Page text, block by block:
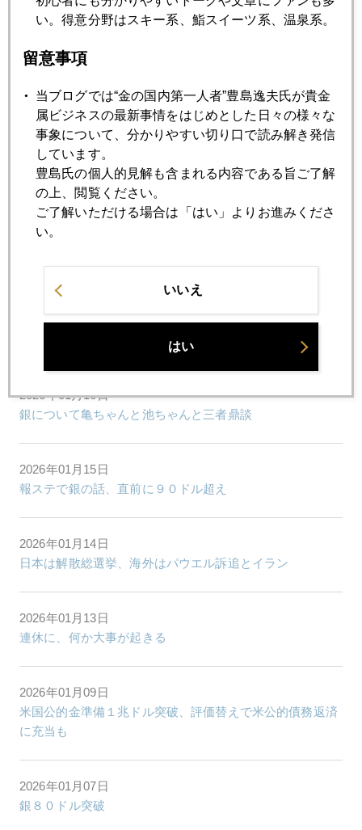
2026年01月23日
2026年01月22日
債券自警団、東京に上陸
2026年01月21日
高市首相、国際金価格を揺らす
ＮＹ金市場、金銀高騰の裏事情
2026年01月19日
グリーンランドを巡り、欧米同盟国と米国に亀裂
2026年01月16日
銀について亀ちゃんと池ちゃんと三者鼎談
2026年01月15日
報ステで銀の話、直前に９０ドル超え
2026年01月14日
日本は解散総選挙、海外はパウエル訴追とイラン
2026年01月13日
連休に、何か大事が起きる
2026年01月09日
米国公的金準備１兆ドル突破、評価替えで米公的債務返済
に充当も
2026年01月07日
銀８０ドル突破
い。得意分野はスキー系、鮨スイーツ系、温泉系。
留意事項
当ブログでは“金の国内第一人者”豊島逸夫氏が貴金
属ビジネスの最新事情をはじめとした日々の様々な
事象について、分かりやすい切り口で読み解き発信
しています。
豊島氏の個人的見解も含まれる内容である旨ご了解
の上、閲覧ください。
ご了解いただける場合は「はい」よりお進みくださ
い。
いいえ
はい